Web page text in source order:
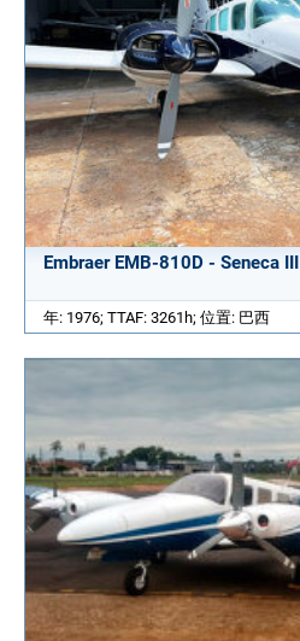
Embraer EMB-810D - Seneca III
年: 1976; TTAF: 3261h; 位置: 巴西